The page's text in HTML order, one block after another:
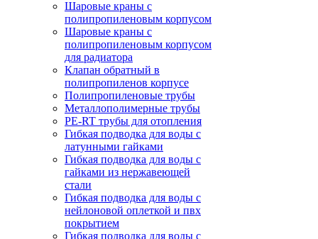
Шаровые краны с
полипропиленовым корпусом
Шаровые краны с
полипропиленовым корпусом
для радиатора
Клапан обратный в
полипропиленов корпусе
Полипропиленовые трубы
Металлополимерные трубы
PE-RT трубы для отопления
Гибкая подводка для воды с
латунными гайками
Гибкая подводка для воды с
гайками из нержавеющей
стали
Гибкая подводка для воды с
нейлоновой оплеткой и пвх
покрытием
Гибкая подводка для воды с